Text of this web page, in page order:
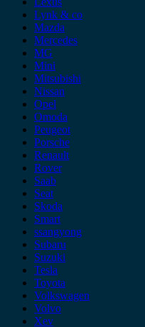
Lynk & co
Mazda
Mercedes
MG
Mini
Mitsubishi
Nissan
Opel
Omoda
Peugeot
Porsche
Renault
Rover
Saab
Seat
Skoda
Smart
ssangyong
Subaru
Suzuki
Tesla
Toyota
Volkswagen
Volvo
Xev